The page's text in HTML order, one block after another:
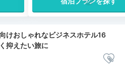
けおしゃれなビジネスホテル16
抑えたい旅に